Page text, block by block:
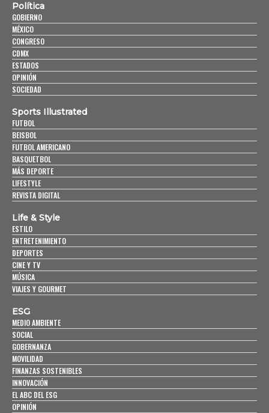
Política
GOBIERNO
MÉXICO
CONGRESO
CDMX
ESTADOS
OPINIÓN
SOCIEDAD
Sports Illustrated
FUTBOL
BEISBOL
FUTBOL AMERICANO
BASQUETBOL
MÁS DEPORTE
LIFESTYLE
REVISTA DIGITAL
Life & Style
ESTILO
ENTRETENIMIENTO
DEPORTES
CINE Y TV
MÚSICA
VIAJES Y GOURMET
ESG
MEDIO AMBIENTE
SOCIAL
GOBERNANZA
MOVILIDAD
FINANZAS SOSTENIBLES
INNOVACIÓN
EL ABC DEL ESG
OPINIÓN